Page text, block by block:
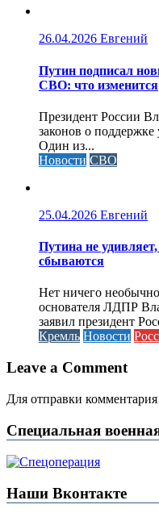
26.04.2026 Евгений
Путин подписал
СВО: что изменится
Президент России
законов о
Один из...
Новости СВО
25.04.2026 Евгений
Путина не
сбываются
Нет ничего
основателя ЛДПР
заявил президент
Кремль Новости
Leave a Comment
Для отправки
Специальная
Наши Вконтакте